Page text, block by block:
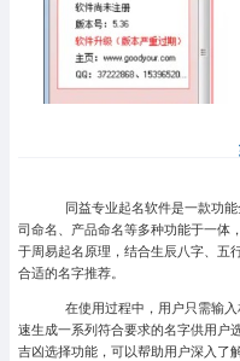
同益专业起名软件是一款功能
司命名、产品命名等多种功能于一体
于周易起名原理，结合生辰八字、五
合适的名字推荐。
在使用过程中，用户只需输入
速生成一系列符合要求的名字供用户
吉凶选择功能，可以帮助用户深入了